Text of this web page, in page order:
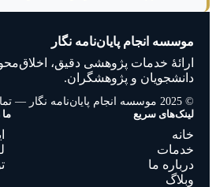
موسسه انجام پایان‌نامه نگار
ارائهٔ خدمات پژوهشی دقیق،
دانشجویان و پژوهشگران.
© 2025 موسسه انجام پایان‌نامه نگار — تمامی حقوق محفوظ است.
لینک‌های سریع
خانه
خدمات
درباره ما
وبلاگ
ما